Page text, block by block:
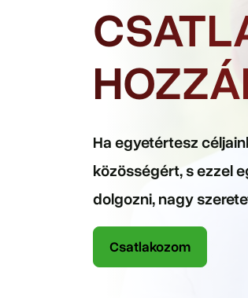
Ha egyetértesz
közösségért, s ezzel
dolgozni, nagy
Csatlakozom